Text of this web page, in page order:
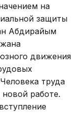
на
защиты
Абдирайым
движения
труда
работе.